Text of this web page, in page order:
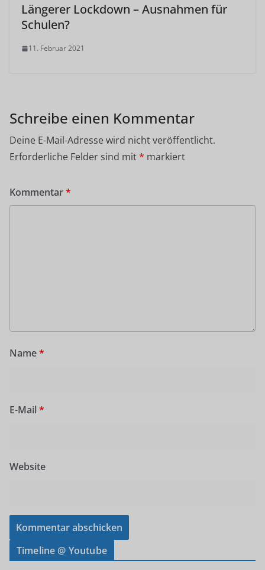
Längerer Lockdown – Ausnahmen für
Schulen?
11. Februar 2021
Schreibe einen Kommentar
Deine E-Mail-Adresse wird nicht veröffentlicht.
Erforderliche Felder sind mit* markiert
Kommentar*
Name*
E-Mail *
Website
Timeline @ Youtube